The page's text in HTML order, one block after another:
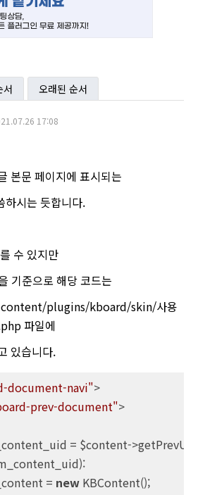
서 오래된 순서
17:08
본문 페이지에 표시되는
하시는 듯합니다.
수 있지만
기준으로 해당 코드는
content/plugins/kboard/skin/사용
파일에
있습니다.
document-navi">
prev-document">
=
new KBContent();